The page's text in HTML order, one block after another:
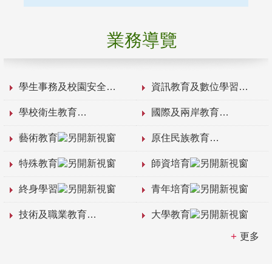
業務導覽
學生事務及校園安全 資訊教育及數位學習
學校衛生教育 國際及兩岸教育
藝術教育 原住民族教育
特殊教育 師資培育
終身學習 青年培育
技術及職業教育 大學教育
更多